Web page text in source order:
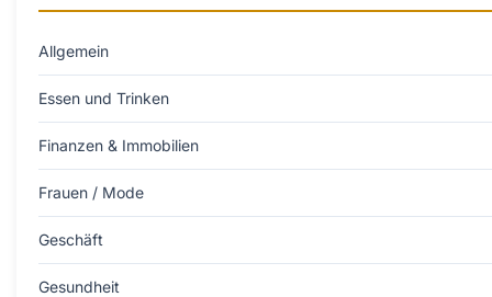
Allgemein
Essen und Trinken
Finanzen & Immobilien
Frauen / Mode
Geschäft
Gesundheit